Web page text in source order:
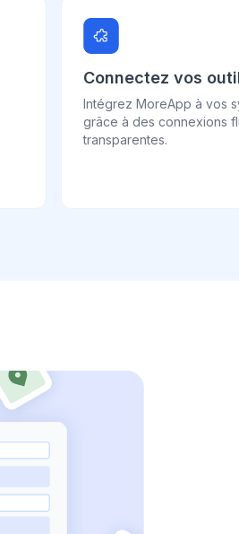
Connectez vos
Intégrez MoreApp à vos
grâce à des connexions
transparentes.